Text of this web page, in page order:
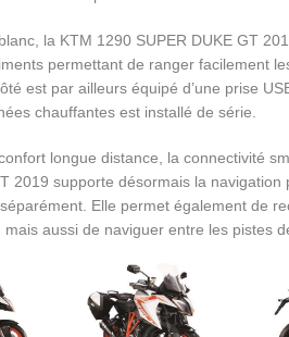
la KTM 1290 SUPER DUKE GT
permettant de ranger facilement
est par ailleurs équipé d’une prise
chauffantes est installé de série.
longue distance, la connectivité
2019 supporte désormais la
Elle permet également de
mais aussi de naviguer entre les pistes